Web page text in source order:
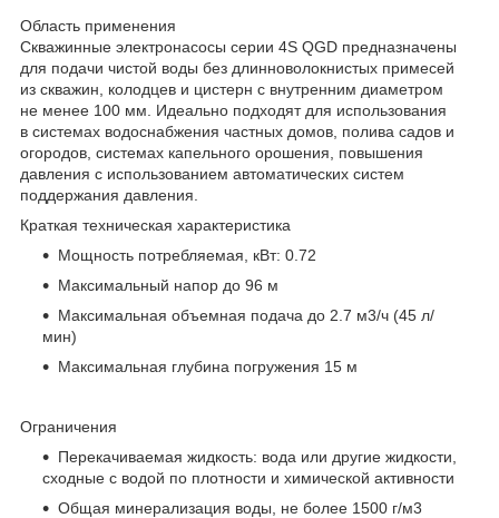
Область применения
Скважинные электронасосы серии 4S QGD предназначены
для подачи чистой воды без длинноволокнистых примесей
из скважин, колодцев и цистерн с внутренним диаметром
не менее 100 мм. Идеально подходят для использования
в системах водоснабжения частных домов, полива садов и
огородов, системах капельного орошения, повышения
давления с использованием автоматических систем
поддержания давления.
Краткая техническая характеристика
Мощность потребляемая, кВт: 0.72
Максимальный напор до 96 м
Максимальная объемная подача до 2.7 м3/ч (45 л/
мин)
Максимальная глубина погружения 15 м
Ограничения
Перекачиваемая жидкость: вода или другие жидкости,
сходные с водой по плотности и химической активности
Общая минерализация воды, не более 1500 г/м3